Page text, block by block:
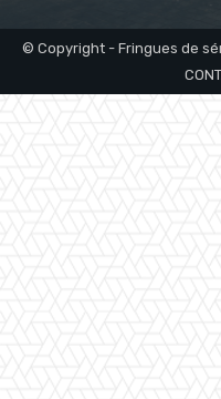
© Copyright - Fringues de